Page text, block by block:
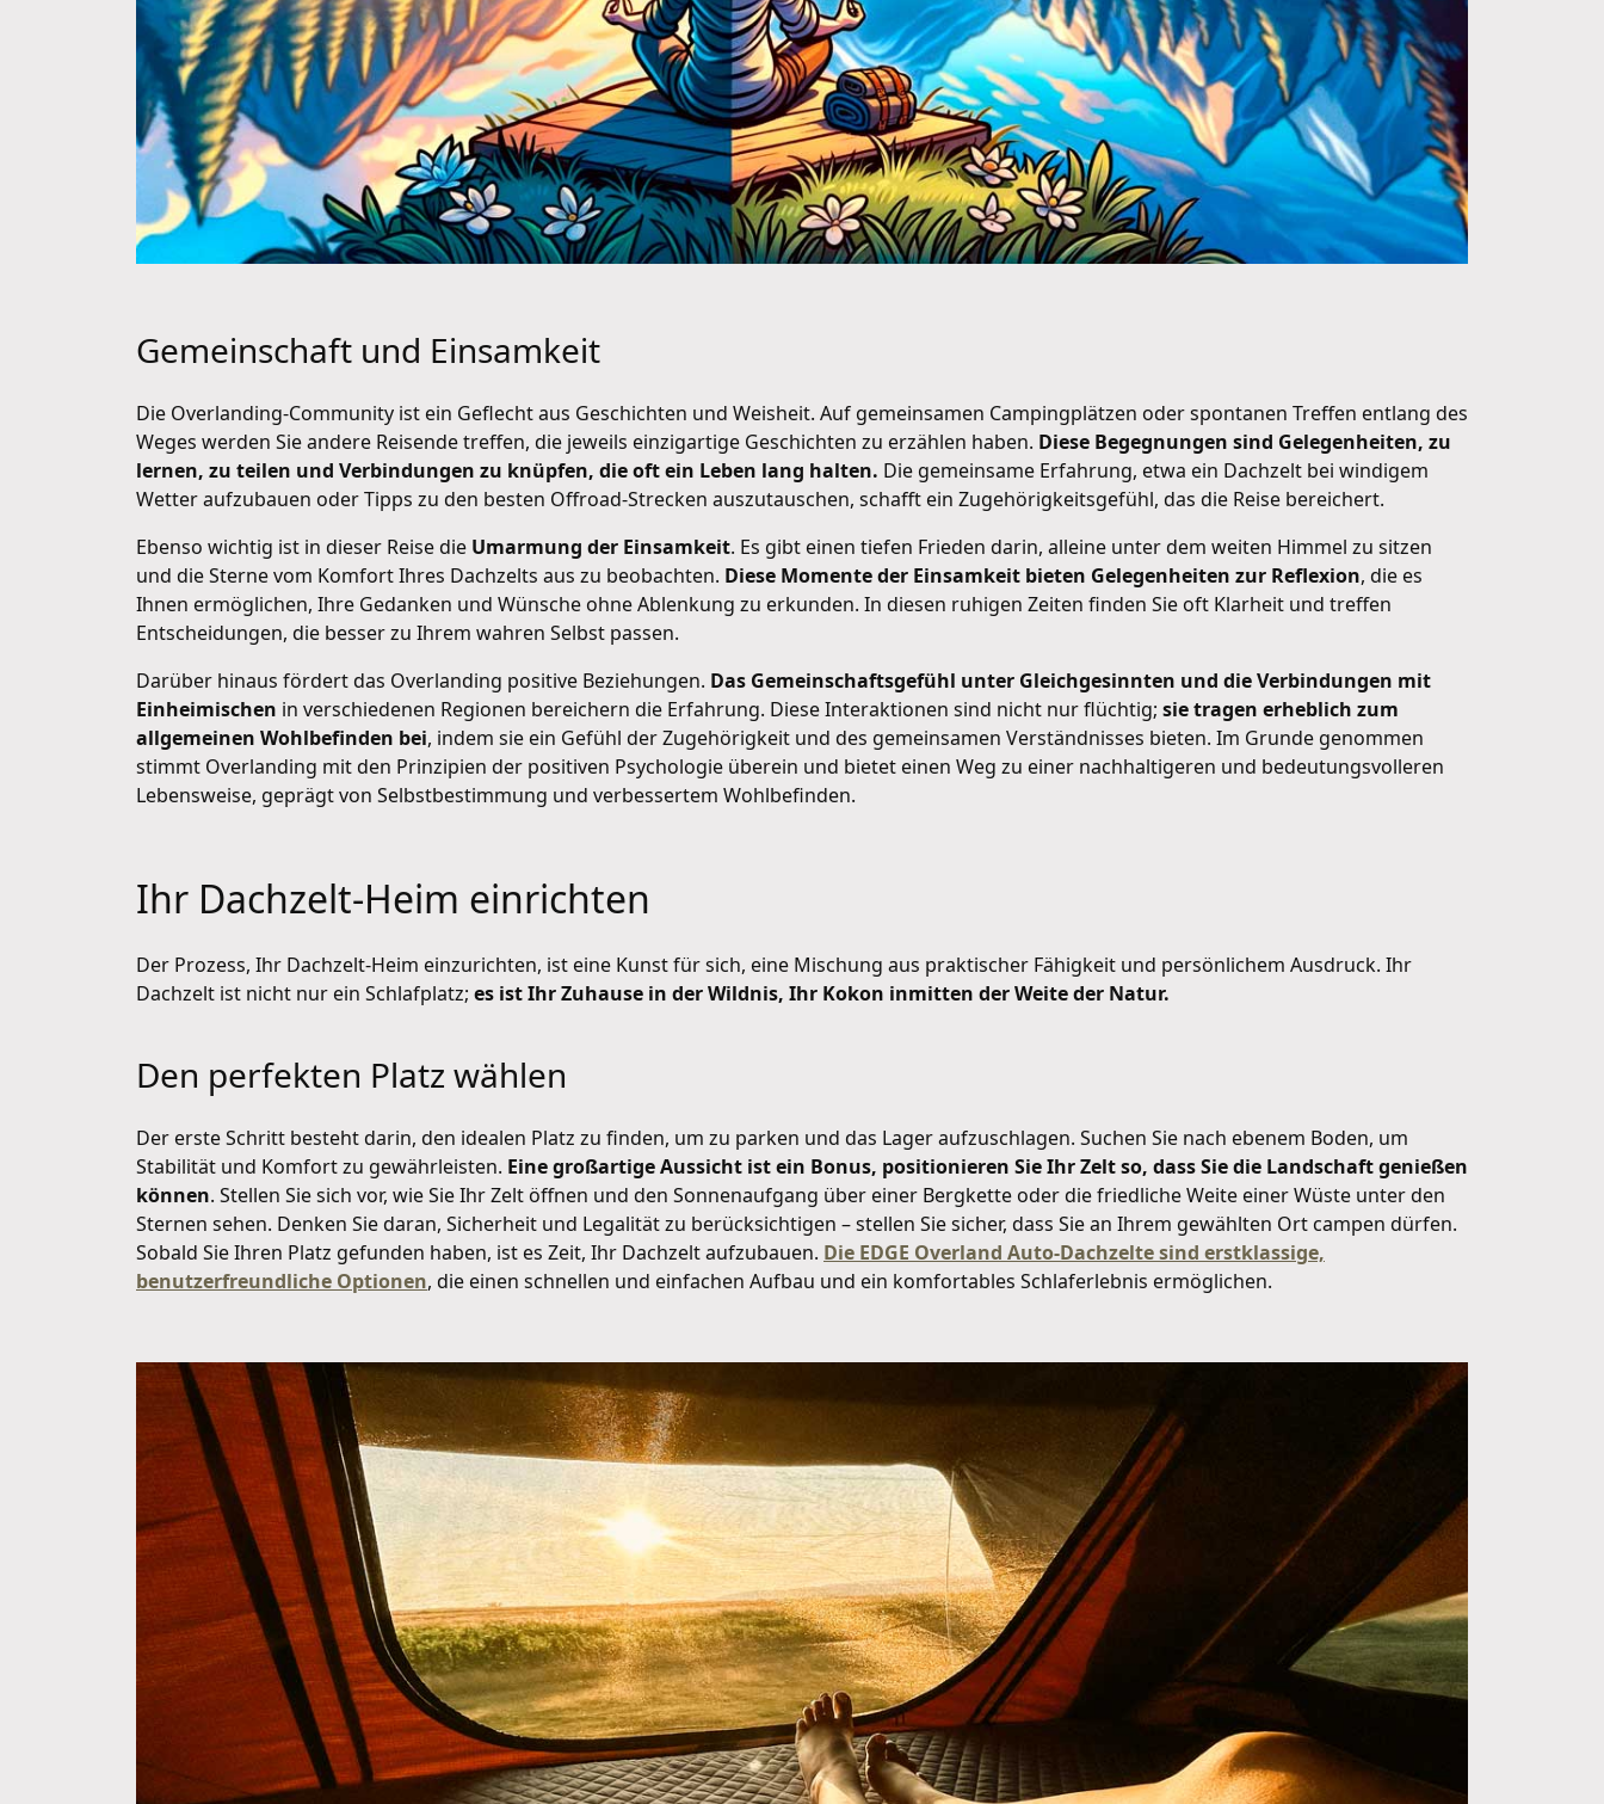
Gemeinschaft und Einsamkeit
Die Overlanding-Community ist ein Geflecht aus Geschichten und Weisheit. Auf gemeinsamen Campingplätzen oder spontanen Treffen entlang des
Weges werden Sie andere Reisende treffen, die jeweils einzigartige Geschichten zu erzählen haben. Diese Begegnungen sind Gelegenheiten, zu
lernen, zu teilen und Verbindungen zu knüpfen, die oft ein Leben lang halten. Die gemeinsame Erfahrung, etwa ein Dachzelt bei windigem
Wetter aufzubauen oder Tipps zu den besten Offroad-Strecken auszutauschen, schafft ein Zugehörigkeitsgefühl, das die Reise bereichert.
Ebenso wichtig ist in dieser Reise die Umarmung der Einsamkeit. Es gibt einen tiefen Frieden darin, alleine unter dem weiten Himmel zu sitzen
und die Sterne vom Komfort Ihres Dachzelts aus zu beobachten. Diese Momente der Einsamkeit bieten Gelegenheiten zur Reflexion, die es
Ihnen ermöglichen, Ihre Gedanken und Wünsche ohne Ablenkung zu erkunden. In diesen ruhigen Zeiten finden Sie oft Klarheit und treffen
Entscheidungen, die besser zu Ihrem wahren Selbst passen.
Darüber hinaus fördert das Overlanding positive Beziehungen. Das Gemeinschaftsgefühl unter Gleichgesinnten und die Verbindungen mit
Einheimischen in verschiedenen Regionen bereichern die Erfahrung. Diese Interaktionen sind nicht nur flüchtig; sie tragen erheblich zum
allgemeinen Wohlbefinden bei, indem sie ein Gefühl der Zugehörigkeit und des gemeinsamen Verständnisses bieten. Im Grunde genommen
stimmt Overlanding mit den Prinzipien der positiven Psychologie überein und bietet einen Weg zu einer nachhaltigeren und bedeutungsvolleren
Lebensweise, geprägt von Selbstbestimmung und verbessertem Wohlbefinden.
Ihr Dachzelt-Heim einrichten
Der Prozess, Ihr Dachzelt-Heim einzurichten, ist eine Kunst für sich, eine Mischung aus praktischer Fähigkeit und persönlichem Ausdruck. Ihr
Dachzelt ist nicht nur ein Schlafplatz; es ist Ihr Zuhause in der Wildnis, Ihr Kokon inmitten der Weite der Natur.
Den perfekten Platz wählen
Der erste Schritt besteht darin, den idealen Platz zu finden, um zu parken und das Lager aufzuschlagen. Suchen Sie nach ebenem Boden, um
Stabilität und Komfort zu gewährleisten. Eine großartige Aussicht ist ein Bonus, positionieren Sie Ihr Zelt so, dass Sie die Landschaft genießen
können. Stellen Sie sich vor, wie Sie Ihr Zelt öffnen und den Sonnenaufgang über einer Bergkette oder die friedliche Weite einer Wüste unter den
Sternen sehen. Denken Sie daran, Sicherheit und Legalität zu berücksichtigen – stellen Sie sicher, dass Sie an Ihrem gewählten Ort campen dürfen.
Sobald Sie Ihren Platz gefunden haben, ist es Zeit, Ihr Dachzelt aufzubauen. Die EDGE Overland Auto-Dachzelte sind erstklassige,
benutzerfreundliche Optionen, die einen schnellen und einfachen Aufbau und ein komfortables Schlaferlebnis ermöglichen.